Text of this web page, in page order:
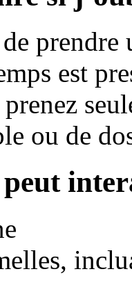
prendre
est
ou de
peut